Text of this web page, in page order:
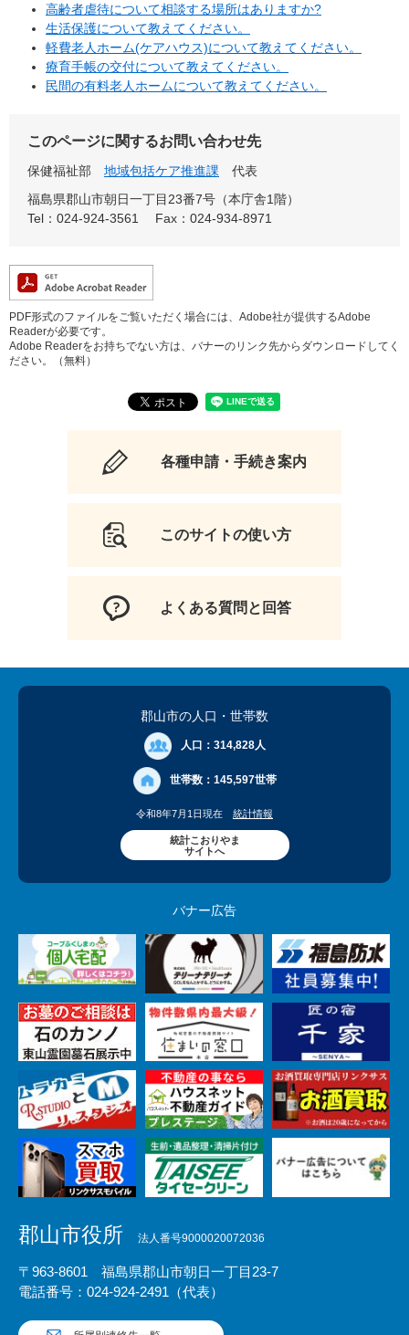
高齢者虐待について相談する場所はありますか?
生活保護について教えてください。
軽費老人ホーム(ケアハウス)について教えてください。
療育手帳の交付について教えてください。
民間の有料老人ホームについて教えてください。
このページに関するお問い合わせ先
保健福祉部 地域包括ケア推進課
代表
福島県郡山市朝日一丁目23番7号（本庁舎1階）
Tel：024-924-3561
Fax：024-934-8971
PDF形式のファイルをご覧いただく場合には、Adobe社が提供するAdobe
Readerが必要です。
Adobe Readerをお持ちでない方は、バナーのリンク先からダウンロードしてく
ださい。（無料）
各種申請・手続き案内
このサイトの使い方
よくある質問と回答
郡山市の人口 ・世帯数
人口： 314,828人
世帯数： 145,597世帯
令和8年7月1日現在 統計情報
統計こおりやま
サイトへ
バナー広告
郡山市役所 法人番号9000020072036
〒963-8601 福島県郡山市朝日一丁目23-7
電話番号：024-924-2491（代表）